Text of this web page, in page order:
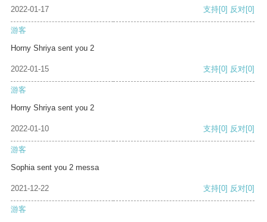
2022-01-17 支持[0] 反对[0]
游客
Horny Shriya sent you 2
2022-01-15 支持[0] 反对[0]
游客
Horny Shriya sent you 2
2022-01-10 支持[0] 反对[0]
游客
Sophia sent you 2 messa
2021-12-22 支持[0] 反对[0]
游客